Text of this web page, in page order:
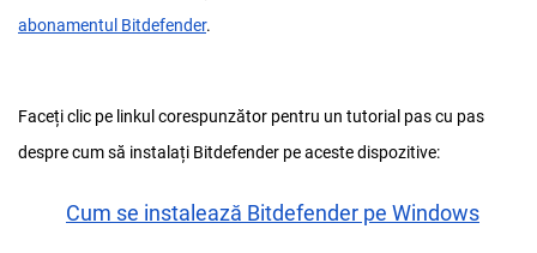
abonamentul Bitdefender.
Faceți clic pe linkul corespunzător pentru un tutorial pas cu pas
despre cum să instalați Bitdefender pe aceste dispozitive:
Cum se instalează Bitdefender pe Windows